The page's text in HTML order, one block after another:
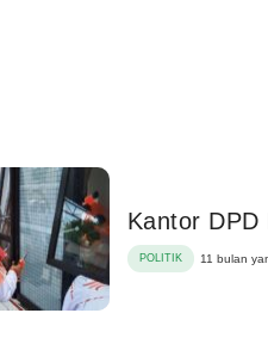
Kantor DPD
POLITIK 11 bulan